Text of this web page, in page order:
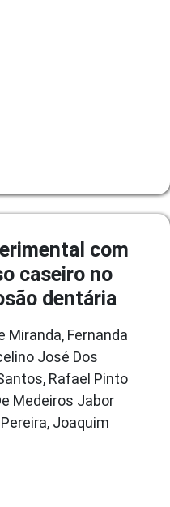
com
caseiro no
dentária
Miranda, Fernanda
José Dos
Rafael Pinto
Medeiros Jabor
Joaquim